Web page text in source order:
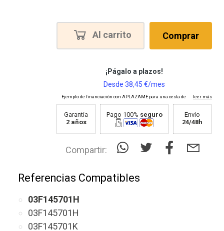
Al carrito Comprar
Garantía
2 años
Pago 100% seguro
Envío
24/48h
Compartir:
Referencias Compatibles
03F145701H
03F145701H
03F145701K